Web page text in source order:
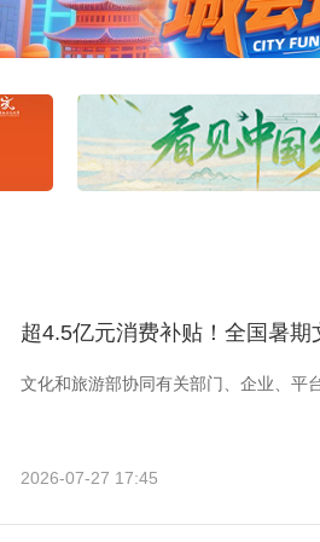
超4.5亿元消费补贴！全国暑期
文化和旅游部协同有关部门、企业、平
2026-07-27 17:45